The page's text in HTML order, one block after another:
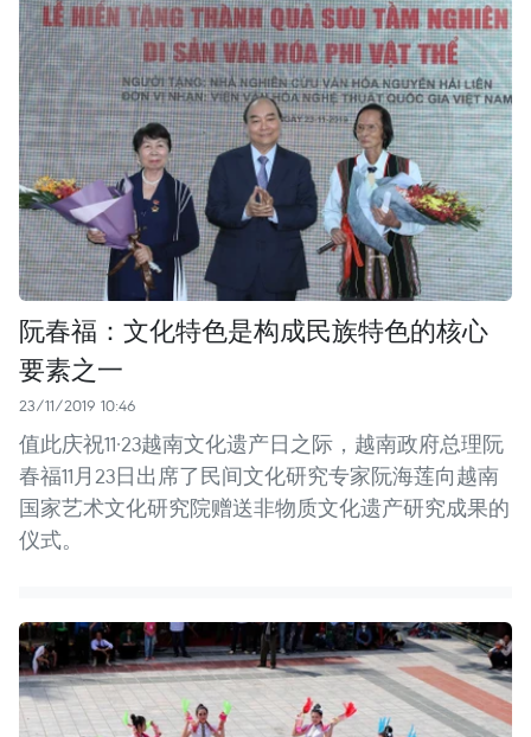
阮春福：文化特色是构成民族特色的核心
要素之一
23/11/2019 10:46
值此庆祝11·23越南文化遗产日之际，越南政府总理阮
春福11月23日出席了民间文化研究专家阮海莲向越南
国家艺术文化研究院赠送非物质文化遗产研究成果的
仪式。